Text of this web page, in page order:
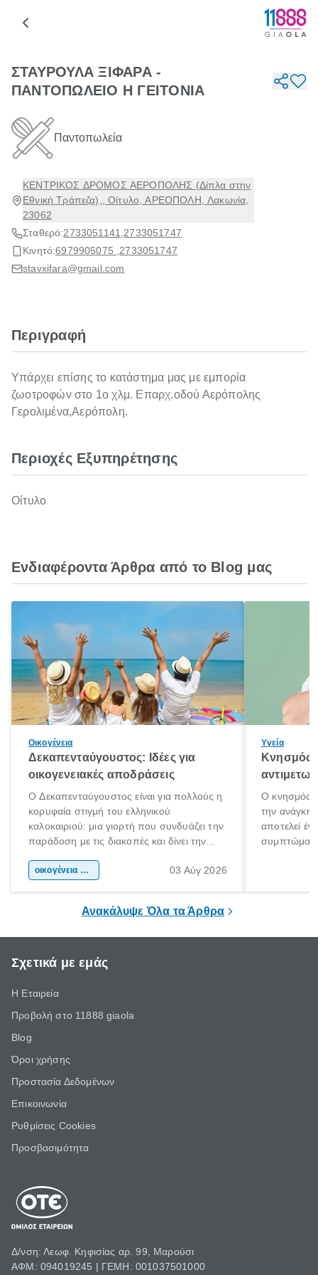
ΣΤΑΥΡΟΥΛΑ ΞΙΦΑΡΑ -
ΠΑΝΤΟΠΩΛΕΙΟ Η ΓΕΙΤΟΝΙΑ
Παντοπωλεία
ΚΕΝΤΡΙΚΟΣ ΔΡΟΜΟΣ ΑΕΡΟΠΟΛΗΣ (Δίπλα στην
Εθνική Τράπεζα),, Οίτυλο, ΑΡΕΟΠΟΛΗ, Λακωνία,
23062
Σταθερό:2733051141 2733051747
Κινητό:6979905075 , 2733051747
stavxifara@gmail.com
Περιγραφή
Υπάρχει επίσης το κατάστημα μας με εμπορία
ζωοτροφών στο 1ο χλμ. Επαρχ.οδού Αερόπολης
Γερολιμένα,Αερόπολη.
Περιοχές Εξυπηρέτησης
Οίτυλο
Ενδιαφέροντα Άρθρα από το Blog μας
Οικογένεια
Δεκαπενταύγουστος: Ιδέες για
οικογενειακές αποδράσεις
Ο Δεκαπενταύγουστος είναι για πολλούς η
κορυφαία στιγμή του ελληνικού
καλοκαιριού: μια γιορτή που συνδυάζει την
παράδοση με τις διακοπές και δίνει την
χώρας. Είτε πρόκειται για λίγες μέρες
οικογένεια & παιδί 03 Αύγ 2026
Υγεία
Κνησμός:
Ο κνησμός
την ανάγκη
αποτελεί
Ανακάλυψε Όλα τα Άρθρα
Σχετικά με εμάς
Η Εταιρεία
Προβολή στο 11888 giaola
Blog
Όροι χρήσης
Προστασία Δεδομένων
Επικοινωνία
Ρυθμίσεις Cookies
Προσβασιμότητα
Δ/νση: Λεωφ. Κηφισίας αρ. 99, Μαρούσι
ΑΦΜ: 094019245 | ΓΕΜΗ: 001037501000